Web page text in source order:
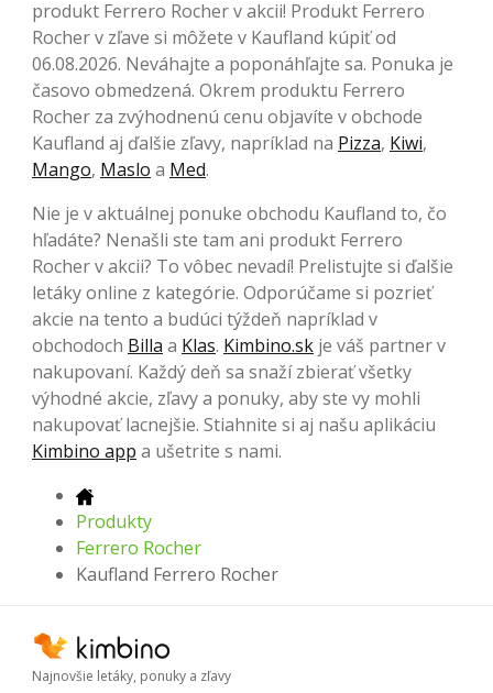
produkt Ferrero Rocher v akcii! Produkt Ferrero
Rocher v zľave si môžete v Kaufland kúpiť od
06.08.2026. Neváhajte a poponáhľajte sa. Ponuka je
časovo obmedzená. Okrem produktu Ferrero
Rocher za zvýhodnenú cenu objavíte v obchode
Kaufland aj ďalšie zľavy, napríklad na Pizza, Kiwi,
Mango, Maslo a Med.
Nie je v aktuálnej ponuke obchodu Kaufland to, čo
hľadáte? Nenašli ste tam ani produkt Ferrero
Rocher v akcii? To vôbec nevadí! Prelistujte si ďalšie
letáky online z kategórie. Odporúčame si pozrieť
akcie na tento a budúci týždeň napríklad v
obchodoch Billa a Klas. Kimbino.sk je váš partner v
nakupovaní. Každý deň sa snaží zbierať všetky
výhodné akcie, zľavy a ponuky, aby ste vy mohli
nakupovať lacnejšie. Stiahnite si aj našu aplikáciu
Kimbino app a ušetrite s nami.
Produkty
Ferrero Rocher
Kaufland Ferrero Rocher
Najnovšie letáky, ponuky a zľavy